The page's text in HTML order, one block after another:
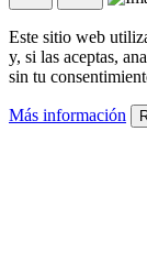
Este sitio web
y, si las aceptas,
sin tu
Más información